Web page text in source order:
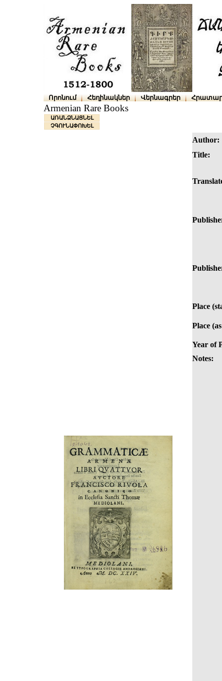
Որոնում Հեղինակներ Վերնագրեր
Armenian Rare Books
ԱՌԱՆՁՆԱՑՆԵԼ
ՉԳՈՒՆԱՓՈԽԵԼ
Author:
Title:
Place
Place
Year of
Notes: